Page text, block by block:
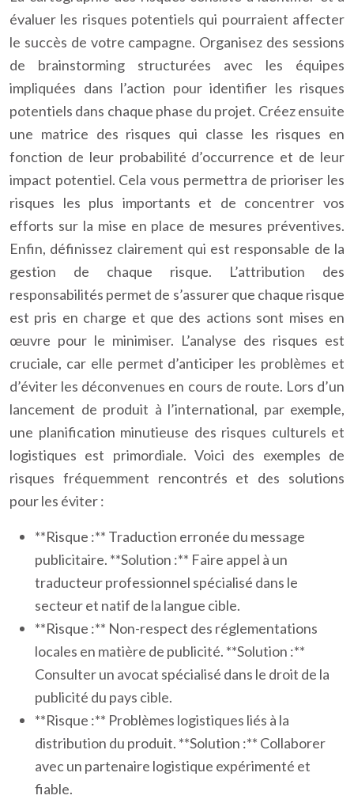
évaluer les risques potentiels qui pourraient affecter
le succès de votre campagne. Organisez des sessions
de brainstorming structurées avec les équipes
impliquées dans l’action pour identifier les risques
potentiels dans chaque phase du projet. Créez ensuite
une matrice des risques qui classe les risques en
fonction de leur probabilité d’occurrence et de leur
impact potentiel. Cela vous permettra de prioriser les
risques les plus importants et de concentrer vos
efforts sur la mise en place de mesures préventives.
Enfin, définissez clairement qui est responsable de la
gestion de chaque risque. L’attribution des
responsabilités permet de s’assurer que chaque risque
est pris en charge et que des actions sont mises en
œuvre pour le minimiser. L’analyse des risques est
cruciale, car elle permet d’anticiper les problèmes et
d’éviter les déconvenues en cours de route. Lors d’un
lancement de produit à l’international, par exemple,
une planification minutieuse des risques culturels et
logistiques est primordiale. Voici des exemples de
risques fréquemment rencontrés et des solutions
pour les éviter :
**Risque :** Traduction erronée du message
publicitaire. **Solution :** Faire appel à un
traducteur professionnel spécialisé dans le
secteur et natif de la langue cible.
**Risque :** Non-respect des réglementations
locales en matière de publicité. **Solution :**
Consulter un avocat spécialisé dans le droit de la
publicité du pays cible.
**Risque :** Problèmes logistiques liés à la
distribution du produit. **Solution :** Collaborer
avec un partenaire logistique expérimenté et
fiable.